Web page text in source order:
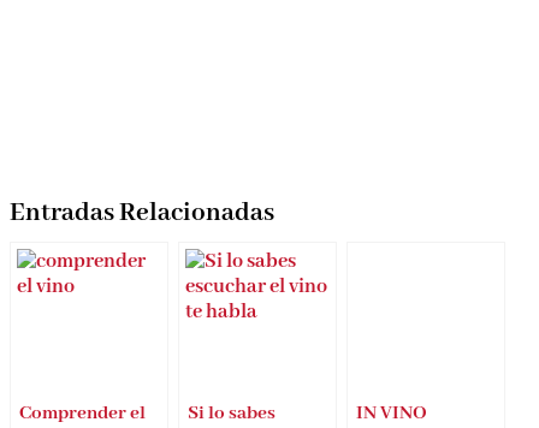
Entradas Relacionadas
Comprender el
Si lo sabes
IN VINO